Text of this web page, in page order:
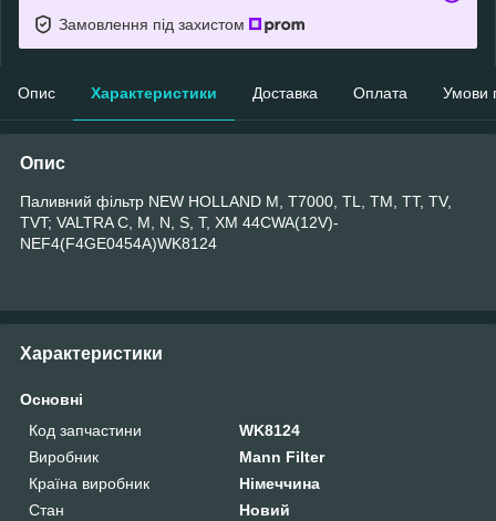
Замовлення під захистом
Опис Характеристики Доставка Оплата Умови
Опис
Паливний фільтр NEW HOLLAND M, T7000, TL, TM, TT, TV,
TVT; VALTRA C, M, N, S, T, XM 44CWA(12V)-
NEF4(F4GE0454A)WK8124
Характеристики
Основні
Код запчастини
WK8124
Виробник
Mann Filter
Країна виробник
Німеччина
Стан
Новий